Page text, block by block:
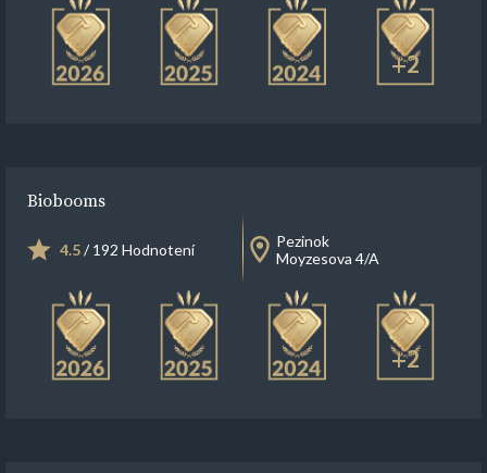
+2
Biobooms
4.5/ 192 Hodnotení
Pezinok
Moyzesova 4/A
+2